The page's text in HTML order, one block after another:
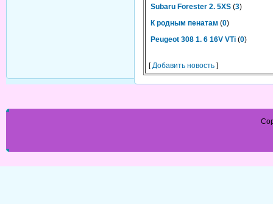
Subaru Forester 2. 5XS (3)
К родным пенатам (0)
Peugeot 308 1. 6 16V VTi (0)
[Добавить новость ]